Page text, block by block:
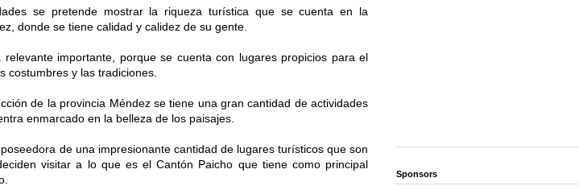
se pretende mostrar la riqueza turística que se cuenta en la
donde se tiene calidad y calidez de su gente.
importante, porque se cuenta con lugares propicios para el
costumbres y las tradiciones.
de la provincia Méndez se tiene una gran cantidad de actividades
enmarcado en la belleza de los paisajes.
de una impresionante cantidad de lugares turísticos que son
visitar a lo que es el Cantón Paicho que tiene como principal
Sponsors